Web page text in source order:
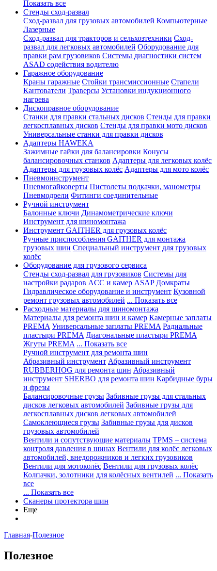
Показать все
Стенды сход-развал
Сход-развал для грузовых автомобилей Компьютерные
Лазерные
Сход-развал для тракторов и сельхозтехники Сход-
развал для легковых автомобилей Оборудование для
правки рам грузовиков Системы диагностики систем
ASAD содействия водителю
Гаражное оборудование
Краны гаражные Стойки трансмиссионные Стапели
Кантователи Траверсы Установки индукционного
нагрева
Дископравное оборудование
Станки для правки стальных дисков Стенды для правки
легкосплавных дисков Стенды для правки мото дисков
Универсальные станки для правки дисков
Адаптеры HAWEKA
Зажимные гайки для балансировки Конусы
балансировочных станков Адаптеры для легковых колёс
Адаптеры для грузовых колёс Адаптеры для мото колёс
Пневмоинструмент
Пневмогайковерты Пистолеты подкачки, манометры
Пневмодрели Фитинги соединительные
Ручной инструмент
Балонные ключи Динамометрические ключи
Инструмент для шиномонтажа
Инструмент GAITHER для грузовых колёс
Ручные приспособления GAITHER для монтажа
грузовых шин Специальный инструмент для грузовых
колёс
Оборудование для грузового сервиса
Стенды сход-развал для грузовиков Системы для
настройки радаров ACC и камер ASAP Домкраты
Гидравлическое оборудование и инструмент Кузовной
ремонт грузовых автомобилей ... Показать все
Расходные материалы для шиномонтажа
Материалы для ремонта шин и камер Камерные заплаты
PREMA Универсальные заплаты PREMA Радиальные
пластыри PREMA Диагональные пластыри PREMA
Жгуты PREMA ... Показать все
Ручной инструмент для ремонта шин
Абразивный инструмент Абразивный инструмент
RUBBERHOG для ремонта шин Абразивный
инструмент SHERBO для ремонта шин Карбидные буры
и фрезы
Балансировочные грузы Забивные грузы для стальных
дисков легковых автомобилей Забивные грузы для
легкосплавных дисков легковых автомобилей
Самоклеющиеся грузы Забивные грузы для дисков
грузовых автомобилей
Вентили и сопутствующие материалы TPMS – система
контроля давления в шинах Вентили для колёс легковых
автомобилей, внедорожников и легких грузовиков
Вентили для мотоколёс Вентили для грузовых колёс
Колпачки, золотники для колёсных вентилей ... Показать
все
... Показать все
Сканеры протектора шин
Еще
Главная-Полезное
Полезное